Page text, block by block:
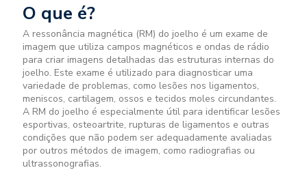
O que é?
A ressonância magnética (RM) do joelho é um exame de
imagem que utiliza campos magnéticos e ondas de rádio
para criar imagens detalhadas das estruturas internas do
joelho. Este exame é utilizado para diagnosticar uma
variedade de problemas, como lesões nos ligamentos,
meniscos, cartilagem, ossos e tecidos moles circundantes.
A RM do joelho é especialmente útil para identificar lesões
esportivas, osteoartrite, rupturas de ligamentos e outras
condições que não podem ser adequadamente avaliadas
por outros métodos de imagem, como radiografias ou
ultrassonografias.